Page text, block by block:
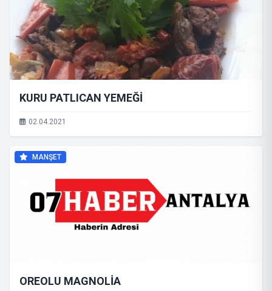
KURU PATLICAN YEMEĞİ
02.04.2021
MANŞET
OREOLU MAGNOLİA